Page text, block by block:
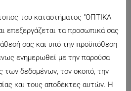
+
ACUVUE OASYS +
PIILOSET BIOSOAK
του καταστήματος "ΟΠΤΙΚΑ
επεξεργάζεται τα προσωπικά σας
σας και υπό την προϋπόθεση
ενημερωθεί με την παρούσα
των δεδομένων, τον σκοπό, την
και τους αποδέκτες αυτών. Η